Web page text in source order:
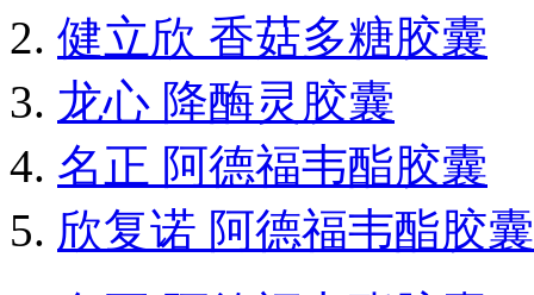
健立欣 香菇多糖胶囊
龙心 降酶灵胶囊
名正 阿德福韦酯胶囊
欣复诺 阿德福韦酯胶囊